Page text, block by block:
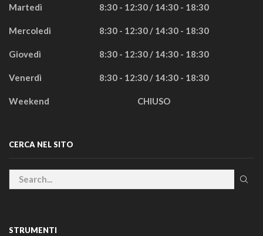
Martedì 8:30 - 12:30 / 14:30 - 18:30
Mercoledì 8:30 - 12:30 / 14:30 - 18:30
Giovedì 8:30 - 12:30 / 14:30 - 18:30
Venerdì 8:30 - 12:30 / 14:30 - 18:30
Weekend CHIUSO
CERCA NEL SITO
STRUMENTI